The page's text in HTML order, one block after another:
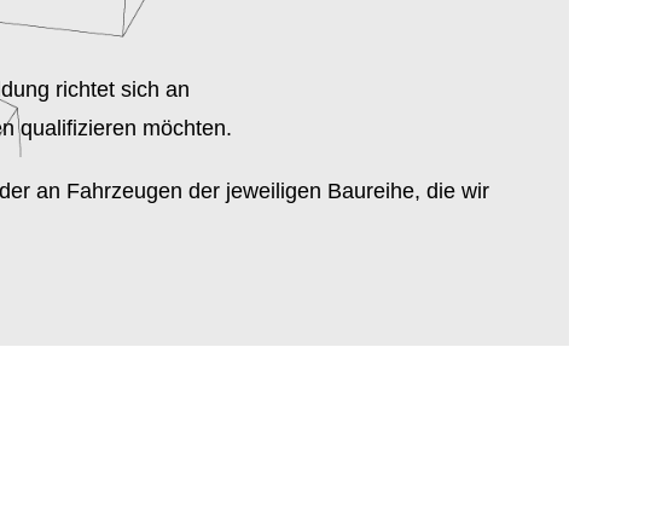
richtet sich an
qualifizieren möchten.
an Fahrzeugen der jeweiligen Baureihe, die wir